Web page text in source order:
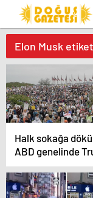
Elon Musk
Halk sokağa
ABD genelinde
karşıtı gösteri